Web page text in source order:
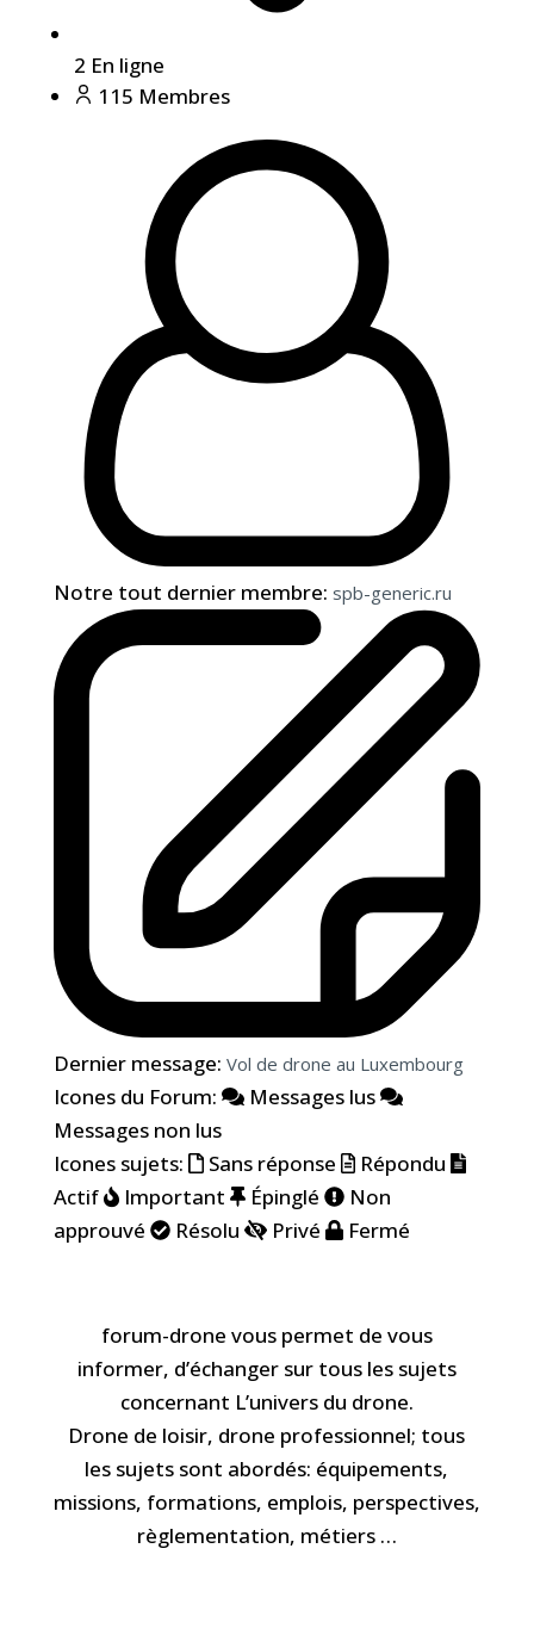
2 En ligne
115 Membres
Notre tout dernier membre: spb-generic.ru
Dernier message: Vol de drone au Luxembourg
Icones du Forum:
Messages lus
Messages non lus
Icones sujets:
Sans réponse
Répondu
Actif
Important Épinglé
Non
approuvé
Résolu Privé Fermé
forum-drone vous permet de vous
informer, d’échanger sur tous les sujets
concernant L’univers du drone.
Drone de loisir, drone professionnel; tous
les sujets sont abordés: équipements,
missions, formations, emplois, perspectives,
règlementation, métiers …